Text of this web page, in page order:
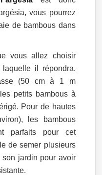
vous pourrez
de bambous dans
vous allez choisir
il répondra.
(50 cm à 1 m
petits bambous à
Pour de hautes
les bambous
parfaits pour cet
de semer plusieurs
jardin pour avoir